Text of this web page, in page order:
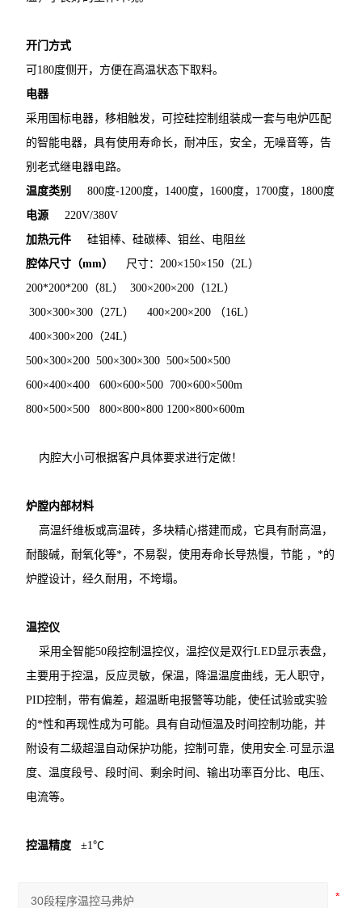
开门方式
可180度侧开，方便在高温状态下取料。
电器
采用国标电器，移相触发，可控硅控制组装成一套与电炉匹配
的智能电器，具有使用寿命长，耐冲压，安全，无噪音等，告
别老式继电器电路。
温度类别
800度-1200度，1400度，1600度，1700度，1800度
电源 220V/380V
加热元件 硅钼棒、硅碳棒、钼丝、电阻丝
腔体尺寸（mm）
尺寸：200×150×150（2L）
200*200*200（8L） 300×200×200（12L）
300×300×300（27L） 400×200×200 （16L）
400×300×200（24L）
500×300×200 500×300×300 500×500×500
600×400×400 600×600×500 700×600×500m
800×500×500 800×800×800 1200×800×600m
内腔大小可根据客户具体要求进行定做！
炉膛内部材料
高温纤维板或高温砖，多块精心搭建而成，它具有耐高温，
耐酸碱，耐氧化等*，不易裂，使用寿命长导热慢，节能 ，*的
炉膛设计，经久耐用，不垮塌。
温控仪
采用全智能50段控制温控仪，温控仪是双行LED显示表盘，
主要用于控温，反应灵敏，保温，降温温度曲线，无人职守，
PID控制，带有偏差，超温断电报警等功能，使任试验或实验
的*性和再现性成为可能。具有自动恒温及时间控制功能，并
附设有二级超温自动保护功能，控制可靠，使用安全.可显示温
度、温度段号、段时间、剩余时间、输出功率百分比、电压、
电流等。
控温精度 ±1℃